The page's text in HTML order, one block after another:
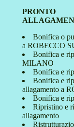
Bonifica o
a ROBECCO
Bonifica e
MILANO
Bonifica e
Bonifica e
allagamento a
Bonifica e
Ripristino e
allagamento